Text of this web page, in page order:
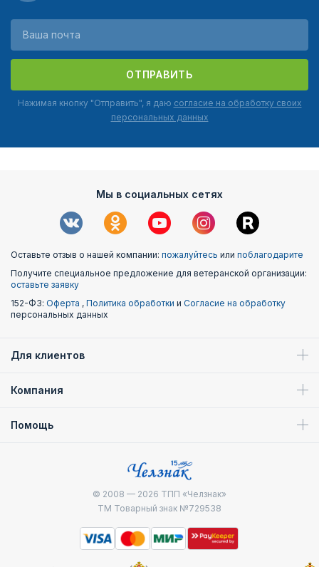
ОТПРАВИТЬ
Нажимая кнопку "Отправить", я даю согласие на обработку своих
персональных данных
Мы в социальных сетях
Оставьте отзыв о нашей компании: пожалуйтесь или поблагодарите
Получите специальное предложение для ветеранской организации:
оставьте заявку
152-ФЗ: Оферта , Политика обработки и Согласие на обработку
персональных данных
Для клиентов
Компания
Помощь
© 2008 — 2026 ТПП «Челзнак»
ТМ Товарный знак №729538